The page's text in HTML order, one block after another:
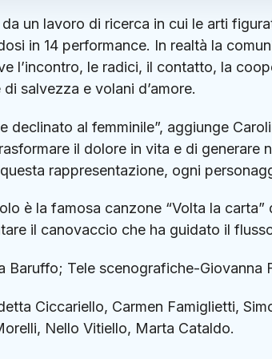
un lavoro di ricerca in cui le arti
in 14 performance. In realtà la
l’incontro, le radici, il contatto, la
salvezza e volani d’amore.
declinato al femminile”, aggiunge
il dolore in vita e di generare
rappresentazione, ogni
è la famosa canzone “Volta la
il canovaccio che ha guidato il
Baruffo; Tele scenografiche-Giovanna
Ciccariello, Carmen Famiglietti,
Nello Vitiello, Marta Cataldo.